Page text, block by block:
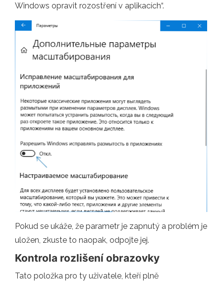
Windows opravit rozostření v aplikacích“.
Pokud se ukáže, že parametr je zapnutý a problém je
uložen, zkuste to naopak, odpojte jej.
Kontrola rozlišení obrazovky
Tato položka pro ty uživatele, kteří plně